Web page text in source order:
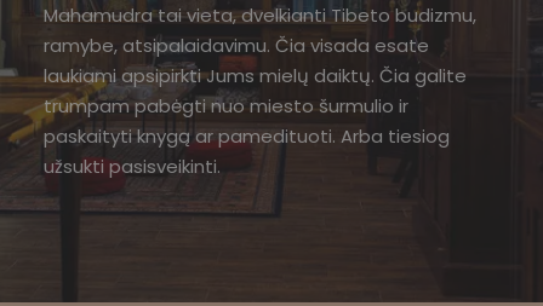
Mahamudra tai vieta, dvelkianti Tibeto budizmu,
ramybe, atsipalaidavimu. Čia visada esate
laukiami apsipirkti Jums mielų daiktų. Čia galite
trumpam pabėgti nuo miesto šurmulio ir
paskaityti knygą ar pamedituoti. Arba tiesiog
užsukti pasisveikinti.